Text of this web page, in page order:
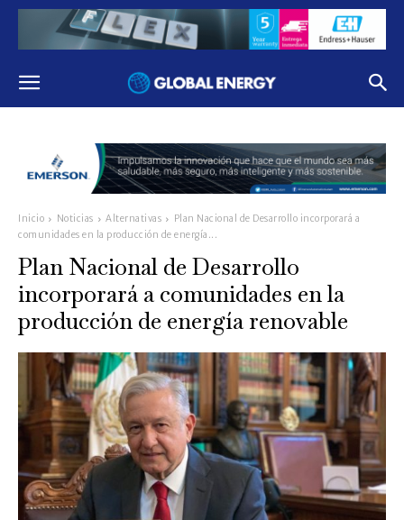
Inicio Noticias Alternativas
Plan Nacional de Desarrollo incorporará a
comunidades en la producción de energía...
Plan Nacional de Desarrollo
incorporará a comunidades en la
producción de energía renovable